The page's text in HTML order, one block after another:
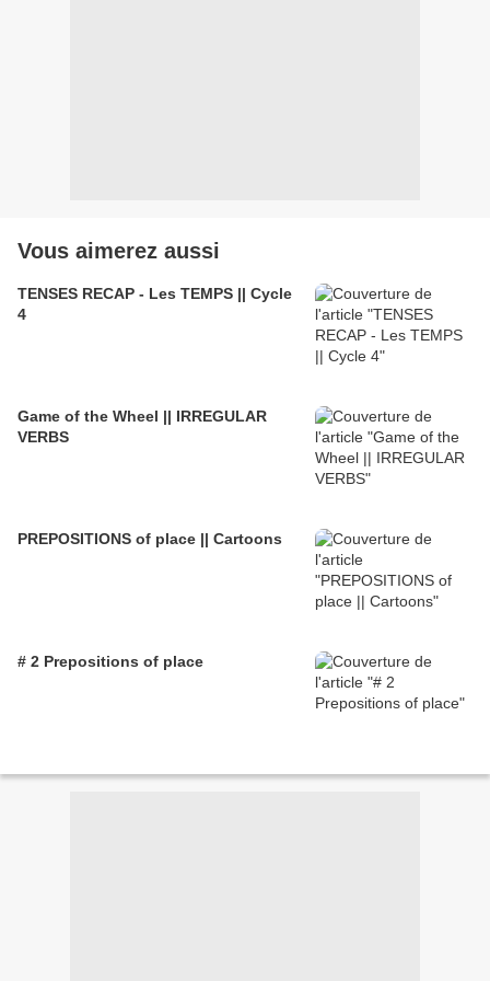
Vous aimerez aussi
TENSES RECAP - Les TEMPS || Cycle
4
Game of the Wheel || IRREGULAR
VERBS
PREPOSITIONS of place || Cartoons
# 2 Prepositions of place